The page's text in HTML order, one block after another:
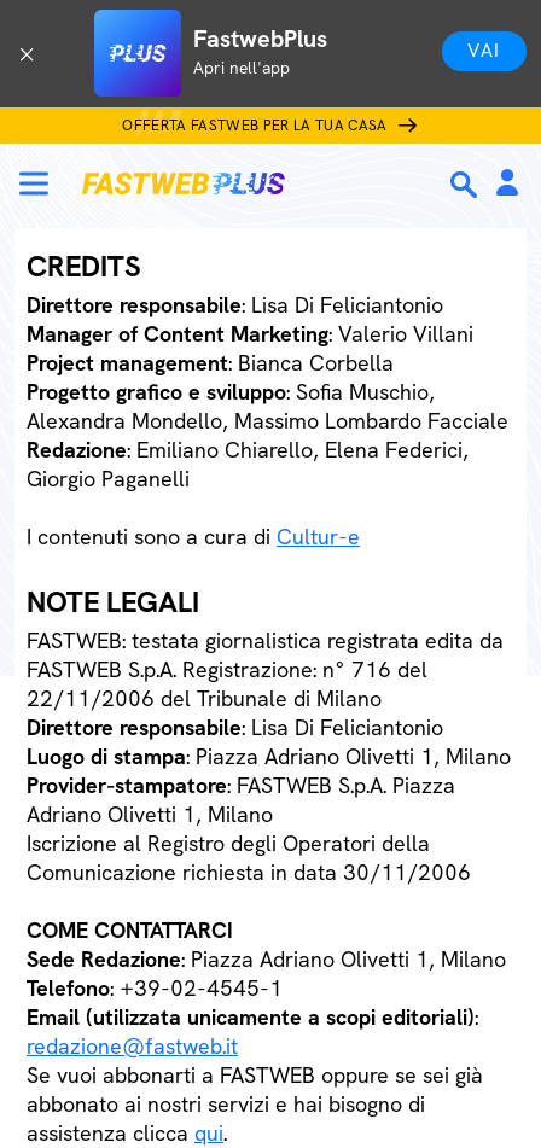
FastwebPlus
Apri nell'app
VAI
OFFERTA FASTWEB PER LA TUA CASA
CREDITS
Direttore responsabile: Lisa Di Feliciantonio
Manager of Content Marketing: Valerio Villani
Project management: Bianca Corbella
Progetto grafico e sviluppo: Sofia Muschio,
Alexandra Mondello, Massimo Lombardo Facciale
Redazione: Emiliano Chiarello, Elena Federici,
Giorgio Paganelli
I contenuti sono a cura di Cultur-e
NOTE LEGALI
FASTWEB: testata giornalistica registrata edita da
FASTWEB S.p.A. Registrazione: n° 716 del
22/11/2006 del Tribunale di Milano
Direttore responsabile: Lisa Di Feliciantonio
Luogo di stampa: Piazza Adriano Olivetti 1, Milano
Provider-stampatore: FASTWEB S.p.A. Piazza
Adriano Olivetti 1, Milano
Iscrizione al Registro degli Operatori della
Comunicazione richiesta in data 30/11/2006
COME CONTATTARCI
Sede Redazione: Piazza Adriano Olivetti 1, Milano
Telefono: +39-02-4545-1
Email (utilizzata unicamente a scopi editoriali):
redazione@fastweb.it
Se vuoi abbonarti a FASTWEB oppure se sei già
abbonato ai nostri servizi e hai bisogno di
assistenza clicca qui.